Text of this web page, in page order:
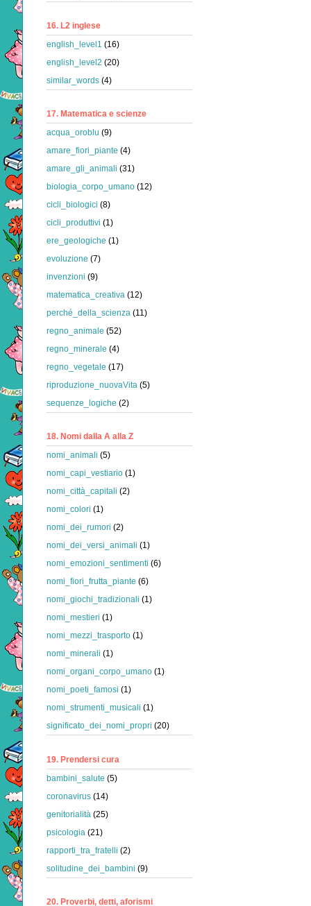
16. L2 inglese
english_level1 (16)
english_level2 (20)
similar_words (4)
17. Matematica e scienze
acqua_oroblu (9)
amare_fiori_piante (4)
amare_gli_animali (31)
biologia_corpo_umano (12)
cicli_biologici (8)
cicli_produttivi (1)
ere_geologiche (1)
evoluzione (7)
invenzioni (9)
matematica_creativa (12)
perché_della_scienza (11)
regno_animale (52)
regno_minerale (4)
regno_vegetale (17)
riproduzione_nuovaVita (5)
sequenze_logiche (2)
18. Nomi dalla A alla Z
nomi_animali (5)
nomi_capi_vestiario (1)
nomi_città_capitali (2)
nomi_colori (1)
nomi_dei_rumori (2)
nomi_dei_versi_animali (1)
nomi_emozioni_sentimenti (6)
nomi_fiori_frutta_piante (6)
nomi_giochi_tradizionali (1)
nomi_mestieri (1)
nomi_mezzi_trasporto (1)
nomi_minerali (1)
nomi_organi_corpo_umano (1)
nomi_poeti_famosi (1)
nomi_strumenti_musicali (1)
significato_dei_nomi_propri (20)
19. Prendersi cura
bambini_salute (5)
coronavirus (14)
genitorialità (25)
psicologia (21)
rapporti_tra_fratelli (2)
solitudine_dei_bambini (9)
20. Proverbi, detti, aforismi